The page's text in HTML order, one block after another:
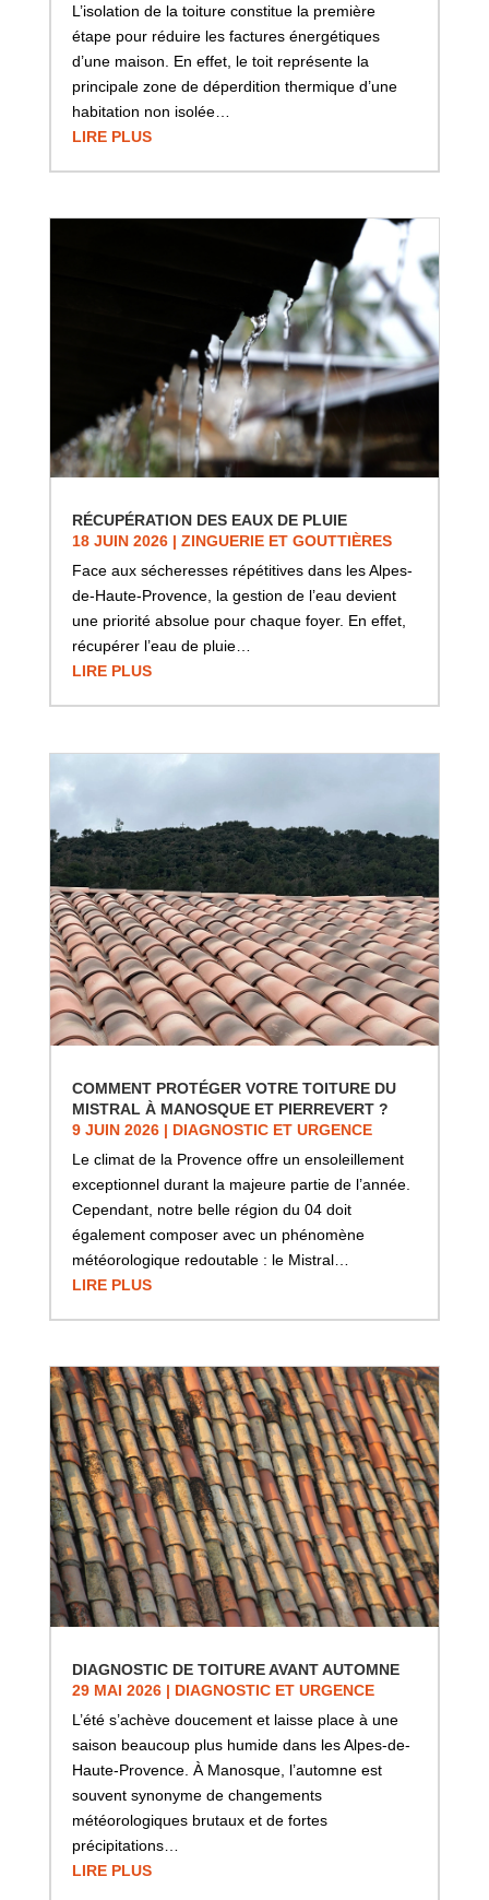
L’isolation de la toiture constitue la première
étape pour réduire les factures énergétiques
d’une maison. En effet, le toit représente la
principale zone de déperdition thermique d’une
habitation non isolée…
LIRE PLUS
RÉCUPÉRATION DES EAUX DE PLUIE
18 JUIN 2026| ZINGUERIE ET GOUTTIÈRES
Face aux sécheresses répétitives dans les Alpes-
de-Haute-Provence, la gestion de l’eau devient
une priorité absolue pour chaque foyer. En effet,
récupérer l’eau de pluie…
LIRE PLUS
COMMENT PROTÉGER VOTRE TOITURE DU
MISTRAL À MANOSQUE ET PIERREVERT ?
9 JUIN 2026| DIAGNOSTIC ET URGENCE
Le climat de la Provence offre un ensoleillement
exceptionnel durant la majeure partie de l’année.
Cependant, notre belle région du 04 doit
également composer avec un phénomène
météorologique redoutable : le Mistral…
LIRE PLUS
DIAGNOSTIC DE TOITURE AVANT AUTOMNE
29 MAI 2026| DIAGNOSTIC ET URGENCE
L’été s’achève doucement et laisse place à une
saison beaucoup plus humide dans les Alpes-de-
Haute-Provence. À Manosque, l’automne est
souvent synonyme de changements
météorologiques brutaux et de fortes
précipitations…
LIRE PLUS